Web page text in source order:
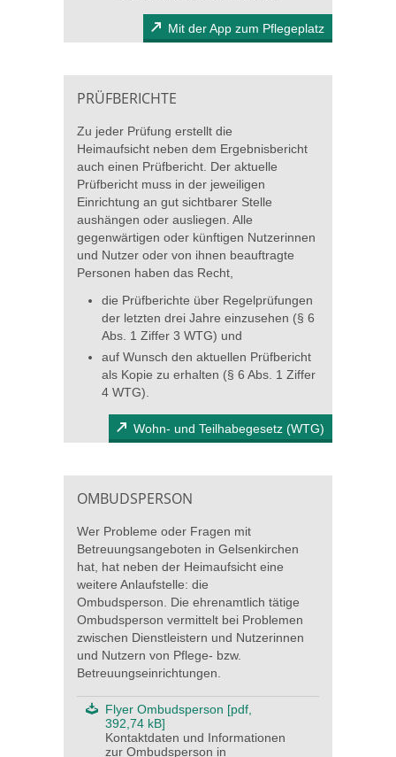
Mit der App zum Pflegeplatz
PRÜFBERICHTE
Zu jeder Prüfung erstellt die
Heimaufsicht neben dem Ergebnisbericht
auch einen Prüfbericht. Der aktuelle
Prüfbericht muss in der jeweiligen
Einrichtung an gut sichtbarer Stelle
aushängen oder ausliegen. Alle
gegenwärtigen oder künftigen Nutzerinnen
und Nutzer oder von ihnen beauftragte
Personen haben das Recht,
die Prüfberichte über Regelprüfungen
der letzten drei Jahre einzusehen (§ 6
Abs. 1 Ziffer 3 WTG) und
auf Wunsch den aktuellen Prüfbericht
als Kopie zu erhalten (§ 6 Abs. 1 Ziffer
4 WTG).
Wohn- und Teilhabegesetz (WTG)
OMBUDSPERSON
Wer Probleme oder Fragen mit
Betreuungsangeboten in Gelsenkirchen
hat, hat neben der Heimaufsicht eine
weitere Anlaufstelle: die
Ombudsperson. Die ehrenamtlich tätige
Ombudsperson vermittelt bei Problemen
zwischen Dienstleistern und Nutzerinnen
und Nutzern von Pflege- bzw.
Betreuungseinrichtungen.
Flyer Ombudsperson [pdf,
392,74 kB]
Kontaktdaten und Informationen
zur Ombudsperson in